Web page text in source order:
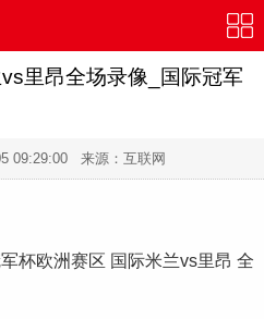
里昂全场录像_国际冠军
09:29:00 来源：互联网
杯欧洲赛区 国际米兰vs里昂 全